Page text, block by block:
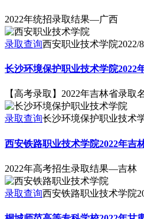
2022年统招录取结果—广西
录取查询西安职业技术学院2022/
长沙环境保护职业技术学院2022
【高考录取】2022年吉林省录取
录取查询长沙环境保护职业技术
西安铁路职业技术学院2022年吉
2022年高考招生录取结果—吉林
录取查询西安铁路职业技术学院